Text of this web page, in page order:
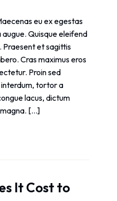
eu ex egestas
Quisque eleifend
et sagittis
Cras maximus eros
Proin sed
interdum, tortor a
lacus, dictum
magna. […]
It Cost to